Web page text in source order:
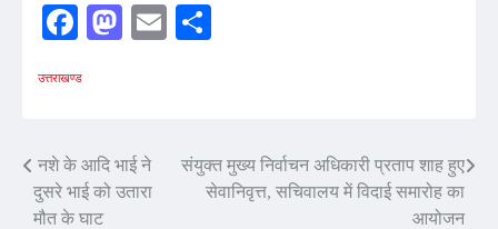
Facebook
Mastodon
Email
उत्तराखण्ड
Post
navigation
नशे के आदि भाई ने
दुसरे भाई को उतारा
मौत के घाट
संयुक्त मुख्य निर्वाचन अधिकारी प्रताप शाह हुए
सेवानिवृत्त, सचिवालय में विदाई समारोह का
आयोजन